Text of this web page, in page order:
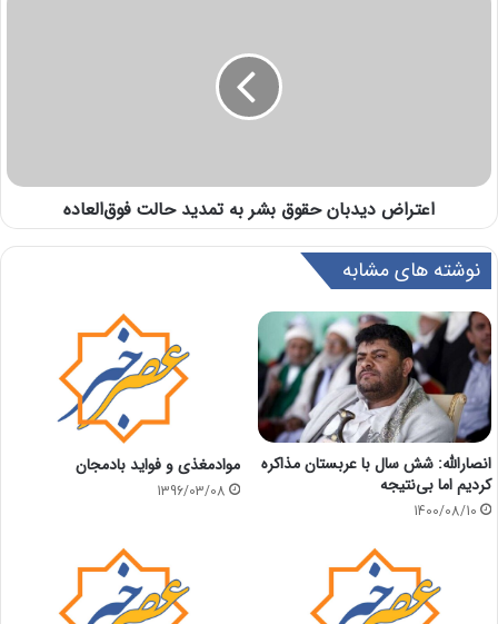
اعتراض دیدبان حقوق بشر به تمدید حالت فوق‌العاده
نوشته های مشابه
انصارالله: شش سال با عربستان مذاکره
کردیم اما بی‌نتیجه
1400/08/10
موادمغذی و فواید بادمجان
1396/03/08